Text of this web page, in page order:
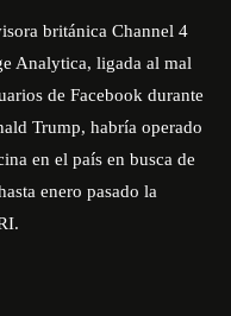
británica Channel 4
Analytica, ligada al mal
de Facebook durante
Trump, habría operado
en el país en busca de
enero pasado la